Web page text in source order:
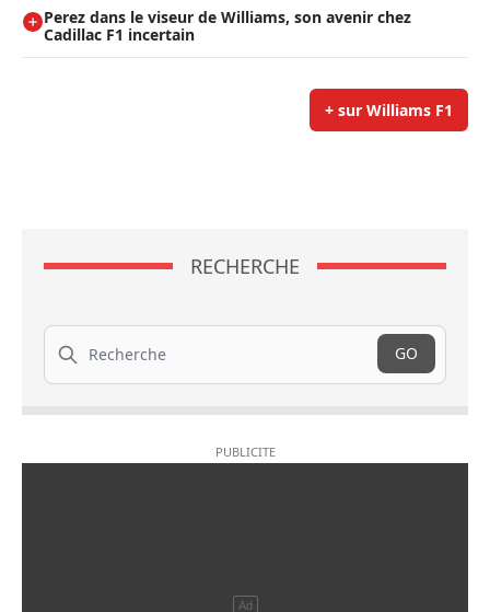
Perez dans le viseur de Williams, son avenir chez
Cadillac F1 incertain
+ sur Williams F1
RECHERCHE
Recherche
GO